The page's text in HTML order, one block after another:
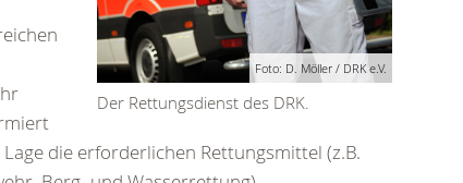
Foto: D. Möller / DRK e.V.
Der Rettungsdienst des DRK.
die erforderlichen Rettungsmittel (z.B.